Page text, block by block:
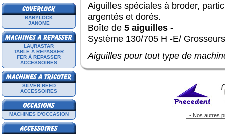
BABYLOCK
JANOME
LAURASTAR
TABLE À REPASSER
FER À REPASSER
ACCESSOIRES
SILVER REED
ACCESSOIRES
MACHINES D'OCCASION
Aiguilles spéciales à broder,
argentés et dorés.
Boîte de 5 aiguilles -
Système 130/705 H -E/
Aiguilles pour tout type de